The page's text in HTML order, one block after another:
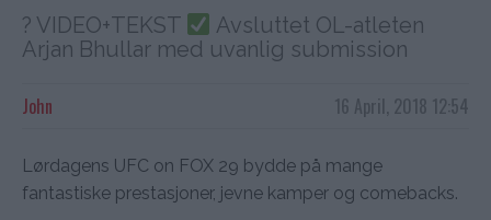
? VIDEO+TEKST
Avsluttet OL-atleten
Arjan Bhullar med uvanlig submission
16 April, 2018 12:54
John
Lørdagens UFC on FOX 29 bydde på mange
fantastiske prestasjoner, jevne kamper og comebacks.